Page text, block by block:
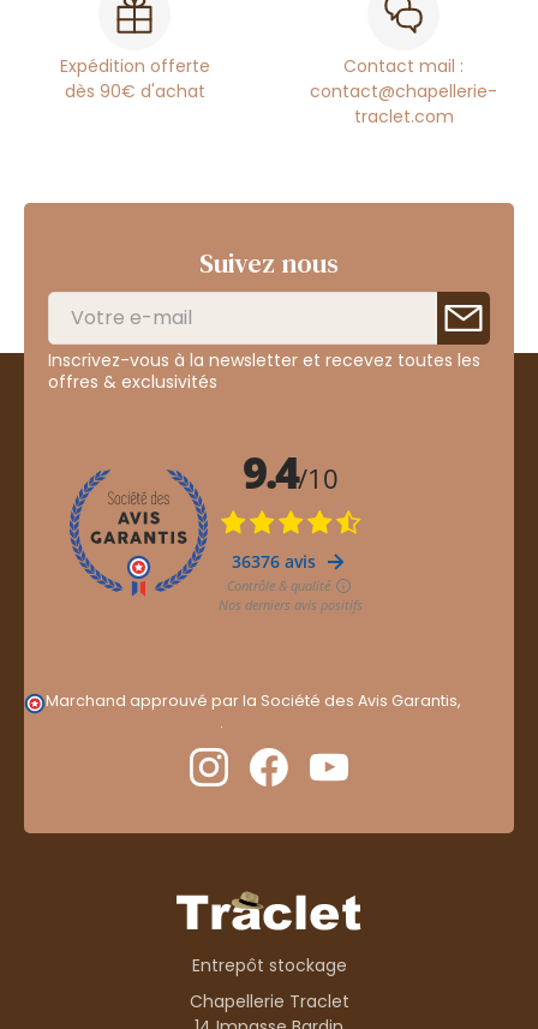
Expédition offerte
dès 90€ d'achat
Contact mail :
contact@chapellerie-
traclet.com
Suivez nous
Inscrivez-vous à la newsletter et recevez toutes les
offres & exclusivités
Marchand approuvé par la Société des Avis Garantis,
.
Entrepôt stockage
Chapellerie Traclet